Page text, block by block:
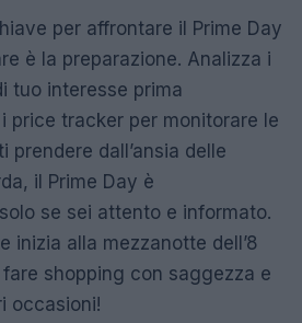
per affrontare il Prime Day
è la preparazione. Analizza i
tuo interesse prima
price tracker per monitorare le
prendere dall’ansia delle
il Prime Day è
se sei attento e informato.
inizia alla mezzanotte dell’8
shopping con saggezza e
occasioni!